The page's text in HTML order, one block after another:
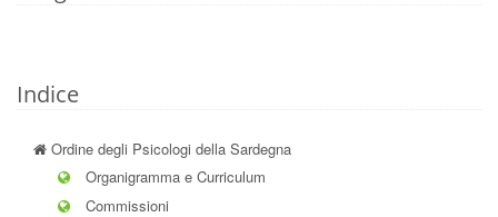
Indice
Ordine degli Psicologi della Sardegna
Organigramma e Curriculum
Commissioni